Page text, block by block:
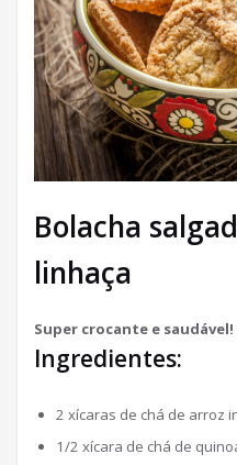
Bolacha
linhaça
Super crocante e saudável!
Ingredientes:
2 xícaras de chá de arroz
1/2 xícara de chá de